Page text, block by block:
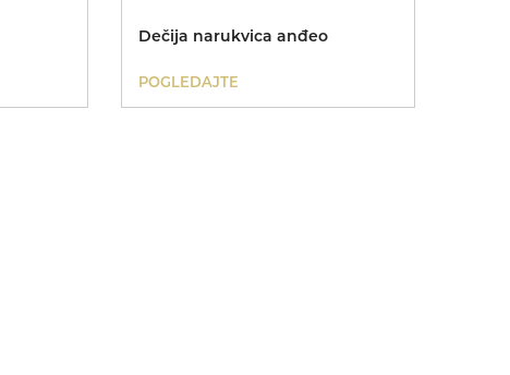
Dečija narukvica anđeo
POGLEDAJTE